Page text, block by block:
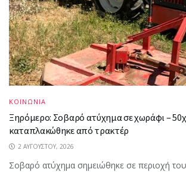
ΚΟΙΝΩΝΙΑ
Ξηρόμερο: Σοβαρό ατύχημα σε χωράφι –
καταπλακώθηκε από τρακτέρ
2 ΑΥΓΟΎΣΤΟΥ, 2026
Σοβαρό ατύχημα σημειώθηκε σε περιοχή